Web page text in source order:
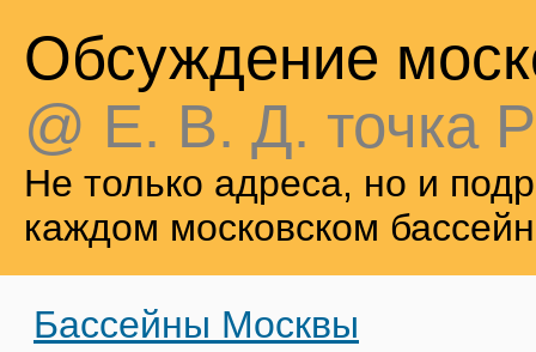
Обсуждение
@ Е. В. Д. точка
Не только адреса, но и
каждом московском
Бассейны Москвы